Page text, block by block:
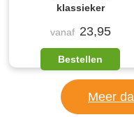
klassieker
vanaf 23,95
Bestellen
Meer